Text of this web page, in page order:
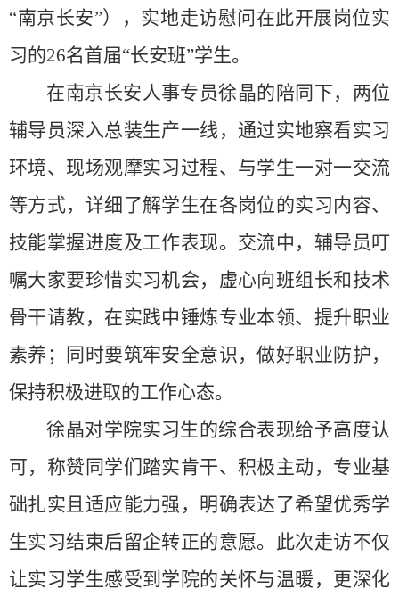
“南京长安”），实地走访慰问在此开展岗位实
习的26名首届“长安班”学生。
在南京长安人事专员徐晶的陪同下，两位
辅导员深入总装生产一线，通过实地察看实习
环境、现场观摩实习过程、与学生一对一交流
等方式，详细了解学生在各岗位的实习内容、
技能掌握进度及工作表现。交流中，辅导员叮
嘱大家要珍惜实习机会，虚心向班组长和技术
骨干请教，在实践中锤炼专业本领、提升职业
素养；同时要筑牢安全意识，做好职业防护，
保持积极进取的工作心态。
徐晶对学院实习生的综合表现给予高度认
可，称赞同学们踏实肯干、积极主动，专业基
础扎实且适应能力强，明确表达了希望优秀学
生实习结束后留企转正的意愿。此次走访不仅
让实习学生感受到学院的关怀与温暖，更深化